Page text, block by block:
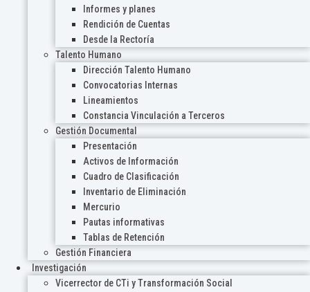
Informes y planes
Rendición de Cuentas
Desde la Rectoría
Talento Humano
Dirección Talento Humano
Convocatorias Internas
Lineamientos
Constancia Vinculación a Terceros
Gestión Documental
Presentación
Activos de Información
Cuadro de Clasificación
Inventario de Eliminación
Mercurio
Pautas informativas
Tablas de Retención
Gestión Financiera
Investigación
Vicerrector de CTi y Transformación Social